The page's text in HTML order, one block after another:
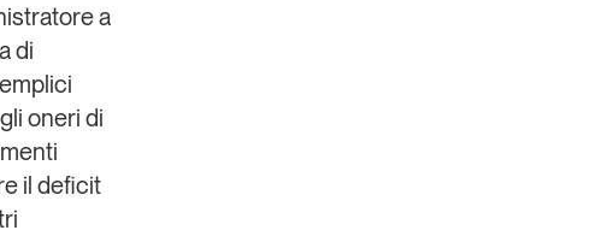
a
di
oneri di
il deficit